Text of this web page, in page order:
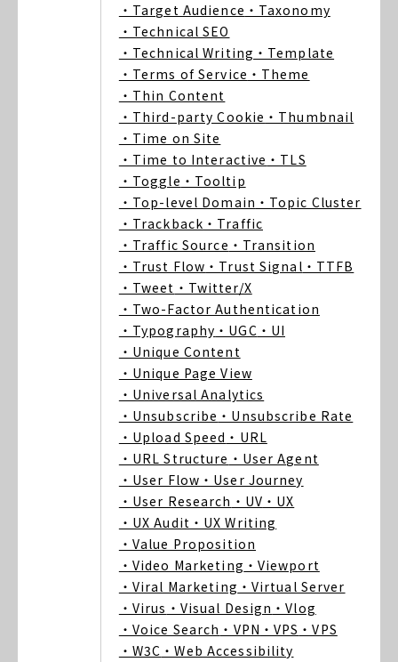
・Target Audience ・Taxonomy
・Technical SEO
・Technical Writing ・Template
・Terms of Service ・Theme
・Thin Content
・Third-party Cookie ・Thumbnail
・Time on Site
・Time to Interactive ・TLS
・Toggle ・Tooltip
・Top-level Domain ・Topic Cluster
・Trackback ・Traffic
・Traffic Source ・Transition
・Trust Flow ・Trust Signal ・TTFB
・Tweet ・Twitter/X
・Two-Factor Authentication
・Typography ・UGC ・UI
・Unique Content
・Unique Page View
・Universal Analytics
・Unsubscribe ・Unsubscribe Rate
・Upload Speed ・URL
・URL Structure ・User Agent
・User Flow ・User Journey
・User Research ・UV ・UX
・UX Audit ・UX Writing
・Value Proposition
・Video Marketing ・Viewport
・Viral Marketing ・Virtual Server
・Virus ・Visual Design ・Vlog
・Voice Search ・VPN ・VPS ・VPS
・W3C ・Web Accessibility